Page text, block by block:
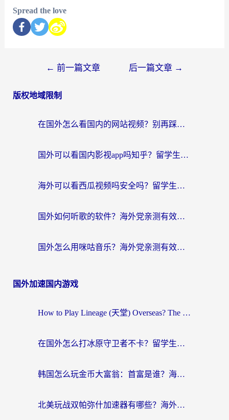
Spread the love
← 前一篇文章 后一篇文章 →
版权地域限制
在国外怎么看国内的网站视频？别再踩坑！选对加速器秒回国内冲浪
国外可以看国内影视app吗知乎？留学生亲测有效的回国加速方案
海外可以看西瓜视频吗安全吗？留学生亲测：3步解决回国追剧难题，附靠谱加速器推荐
国外如何听歌的软件？海外党亲测有效的回国加速器指南
国外怎么用咪咕音乐？海外党亲测有效的听歌自由指南
国外加速国内游戏
How to Play Lineage (天堂) Overseas? The Ultimate Guide to Choosing the Best Chinese Server Game Accelerator (在国外打天堂加速器)
在国外怎么打冰原守卫者不卡？留学生亲测的国服游戏加速指南
韩国怎么玩金币大富翁：首富是谁？海外党国服游戏加速全攻略
北美玩战双帕弥什加速器有哪些？海外党亲测好用的国服加速指南